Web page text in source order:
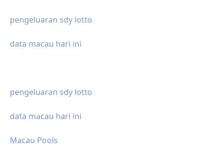
pengeluaran sdy lotto
data macau hari ini
pengeluaran sdy lotto
data macau hari ini
Macau Pools